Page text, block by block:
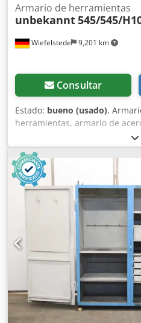
Wiefelstede 9,201 km
Armario de herramientas
unbekannt545/545/
Consultar
Estado: bueno (usado),
herramientas, armario de
de herramientas: armario de
Profundidad: 545 mm -Altura:
cerradura, sin cerradura -
Tea